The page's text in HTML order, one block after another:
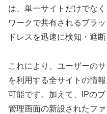
は、単一サイトだけでな
ワークで共有されるブラ
ドレスを迅速に検知・遮断
これにより、ユーザーの
を利用する全サイトの情
可能です。加えて、IPの
管理画面の新設されたフ